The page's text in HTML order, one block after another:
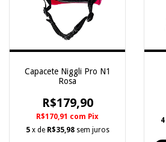
Capacete Niggli Pro N1
Rosa
R$179,90
R$170,91 com Pix
5 x de R$35,98 sem juros
4